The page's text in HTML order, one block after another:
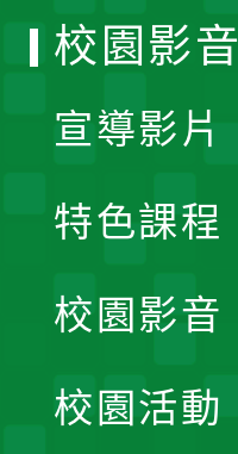
校園影音
宣導影片
特色課程
校園影音
校園活動